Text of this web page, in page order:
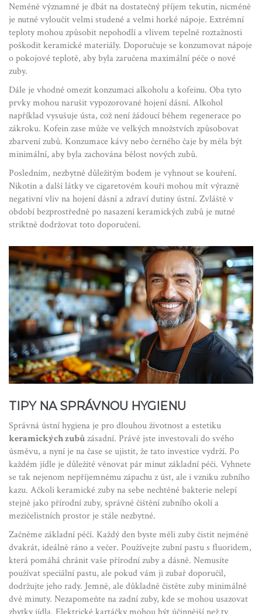
Neméně významné je dbát na dostatečný příjem tekutin, nicméně
je nutné vyloučit velmi studené a velmi horké nápoje. Extrémní
teploty mohou způsobit nepohodlí a vlivem tepelné roztažnosti
poškodit keramické materiály. Doporučuje se konzumovat nápoje
o pokojové teplotě, aby byla zaručena maximální péče o nové
zuby.
Dále je vhodné omezit konzumaci alkoholu a kofeinu. Oba tyto
prvky mohou narušit vypozorované hojení dásní. Alkohol
například vysušuje ústa, což není žádoucí během regenerace po
zákroku. Kofein zase může ve velkých množstvích způsobovat
zbarvení zubů. Konzumace kávy nebo černého čaje by měla být
minimální, aby byla zachována bělost nových zubů.
Posledním, nezbytně důležitým bodem je vyhnout se kouření.
Nikotin a další látky ve cigaretovém kouři mohou mít výrazně
negativní vliv na hojení dásní a zdraví dutiny ústní. Zvláště v
období bezprostředně po nasazení keramických zubů je nutné
striktně dodržovat toto doporučení.
TIPY NA SPRÁVNOU HYGIENU
Správná ústní hygiena je pro dlouhou životnost a estetiku
keramických zubůzásadní. Právě jste investovali do svého
úsměvu, a nyní je na čase se ujistit, že tato investice vydrží. Po
každém jídle je důležité věnovat pár minut základní péči. Vyhnete
se tak nejenom nepříjemnému zápachu z úst, ale i vzniku zubního
kazu. Ačkoli keramické zuby na sebe nechtěné bakterie nelepí
stejně jako přírodní zuby, správné čištění zubního okolí a
mezičelistních prostor je stále nezbytné.
Začněme základní péčí. Každý den byste měli zuby čistit nejméně
dvakrát, ideálně ráno a večer. Používejte zubní pastu s fluoridem,
která pomáhá chránit vaše přírodní zuby a dásně. Nemusíte
používat speciální pastu, ale pokud vám ji zubař doporučil,
dodržujte jeho rady. Jemně, ale důkladně čistěte zuby minimálně
dvě minuty. Nezapomeňte na zadní zuby, kde se mohou usazovat